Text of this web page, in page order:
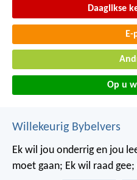
Daaglikse
E-
Op u
Willekeurig Bybelvers
Ek wil jou onderrig en jou
moet gaan; Ek wil raad